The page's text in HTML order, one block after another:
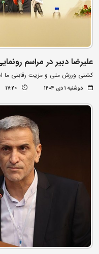
علیرضا دبیر در مراسم
کشتی ورزش ملی و مزیت رقابتی ما
دوشنبه ۱ دی ۱۴۰۴ 17:20